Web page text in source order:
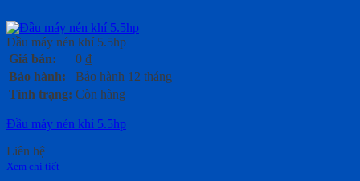
Đầu máy nén khí 5.5hp
Giá bán:
0 ₫
Bảo hành:
Bảo hành 12 tháng
Tình trạng: Còn hàng
Đầu máy nén khí 5.5hp
Liên hệ
Xem chi tiết